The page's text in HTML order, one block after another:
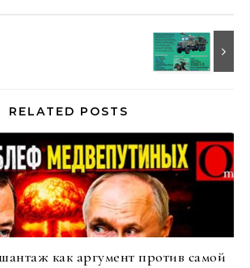
RELATED POSTS
как аргумент против самой